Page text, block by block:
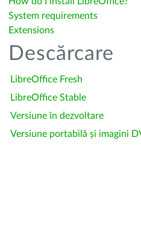
System requirements
Extensions
Descărcare
LibreOffice Fresh
LibreOffice Stable
Versiune în dezvoltare
Versiune portabilă și imagini